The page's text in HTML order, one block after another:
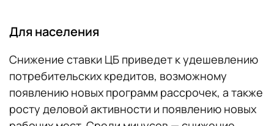
Для населения
Снижение ставки ЦБ приведет к удешевлению
потребительских кредитов, возможному
появлению новых программ рассрочек, а также
росту деловой активности и появлению новых